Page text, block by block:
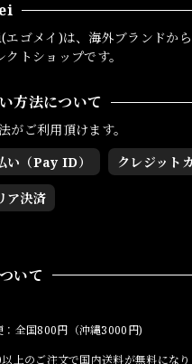
ゴメイ)は、海外ブランドか
クトショップです。
方法について
がご利用頂けます。
い（Pay ID）
クレジット
ア決済
いて
：全国800円（沖縄3000円)
上のご注文で国内送料が無料になり